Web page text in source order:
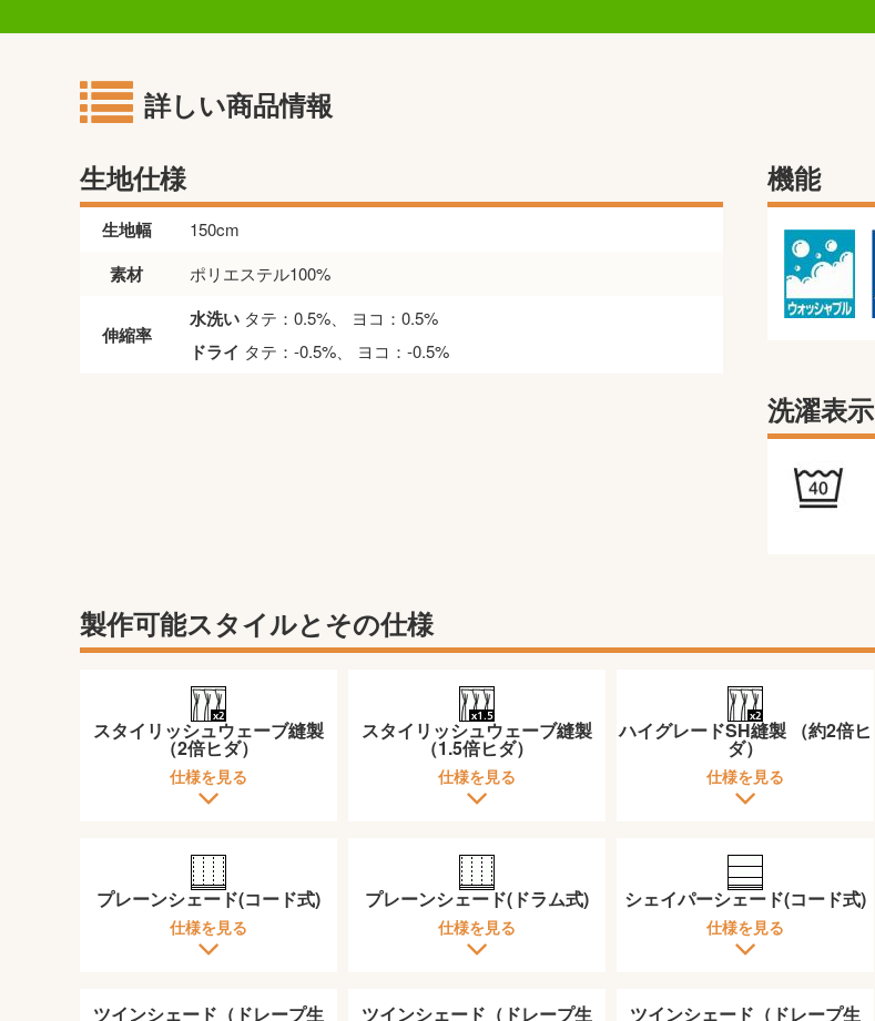
詳しい商品情報
生地仕様
生地幅 150cm
素材 ポリエステル100%
伸縮率
水洗い タテ：0.5%、 ヨコ：0.5%
ドライ タテ：-0.5%、 ヨコ：-0.5%
機能
洗濯表示
製作可能スタイルとその仕様
スタイリッシュウェーブ縫製
（2倍ヒダ）
仕様を見る
スタイリッシュウェーブ縫製
（1.5倍ヒダ）
仕様を見る
ハイグレードSH縫製 （約2倍ヒ
ダ）
仕様を見る
プレーンシェード(コード式)
仕様を見る
プレーンシェード(ドラム式)
仕様を見る
シェイパーシェード(コード式)
仕様を見る
ツインシェード（ドレープ生 ツインシェード（ドレープ生 ツインシェード（ドレープ生